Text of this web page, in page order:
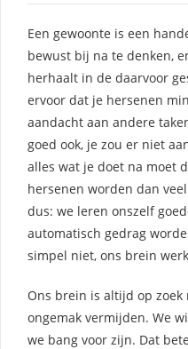
Een gewoonte is een
bewust bij na te denken,
herhaalt in de daarvoor
ervoor dat je hersenen
aandacht aan andere
goed ook, je zou er niet
alles wat je doet na moet
hersenen worden dan
dus: we leren onszelf
automatisch gedrag
simpel niet, ons brein
Ons brein is altijd op
ongemak vermijden. We
we bang voor zijn. Dat